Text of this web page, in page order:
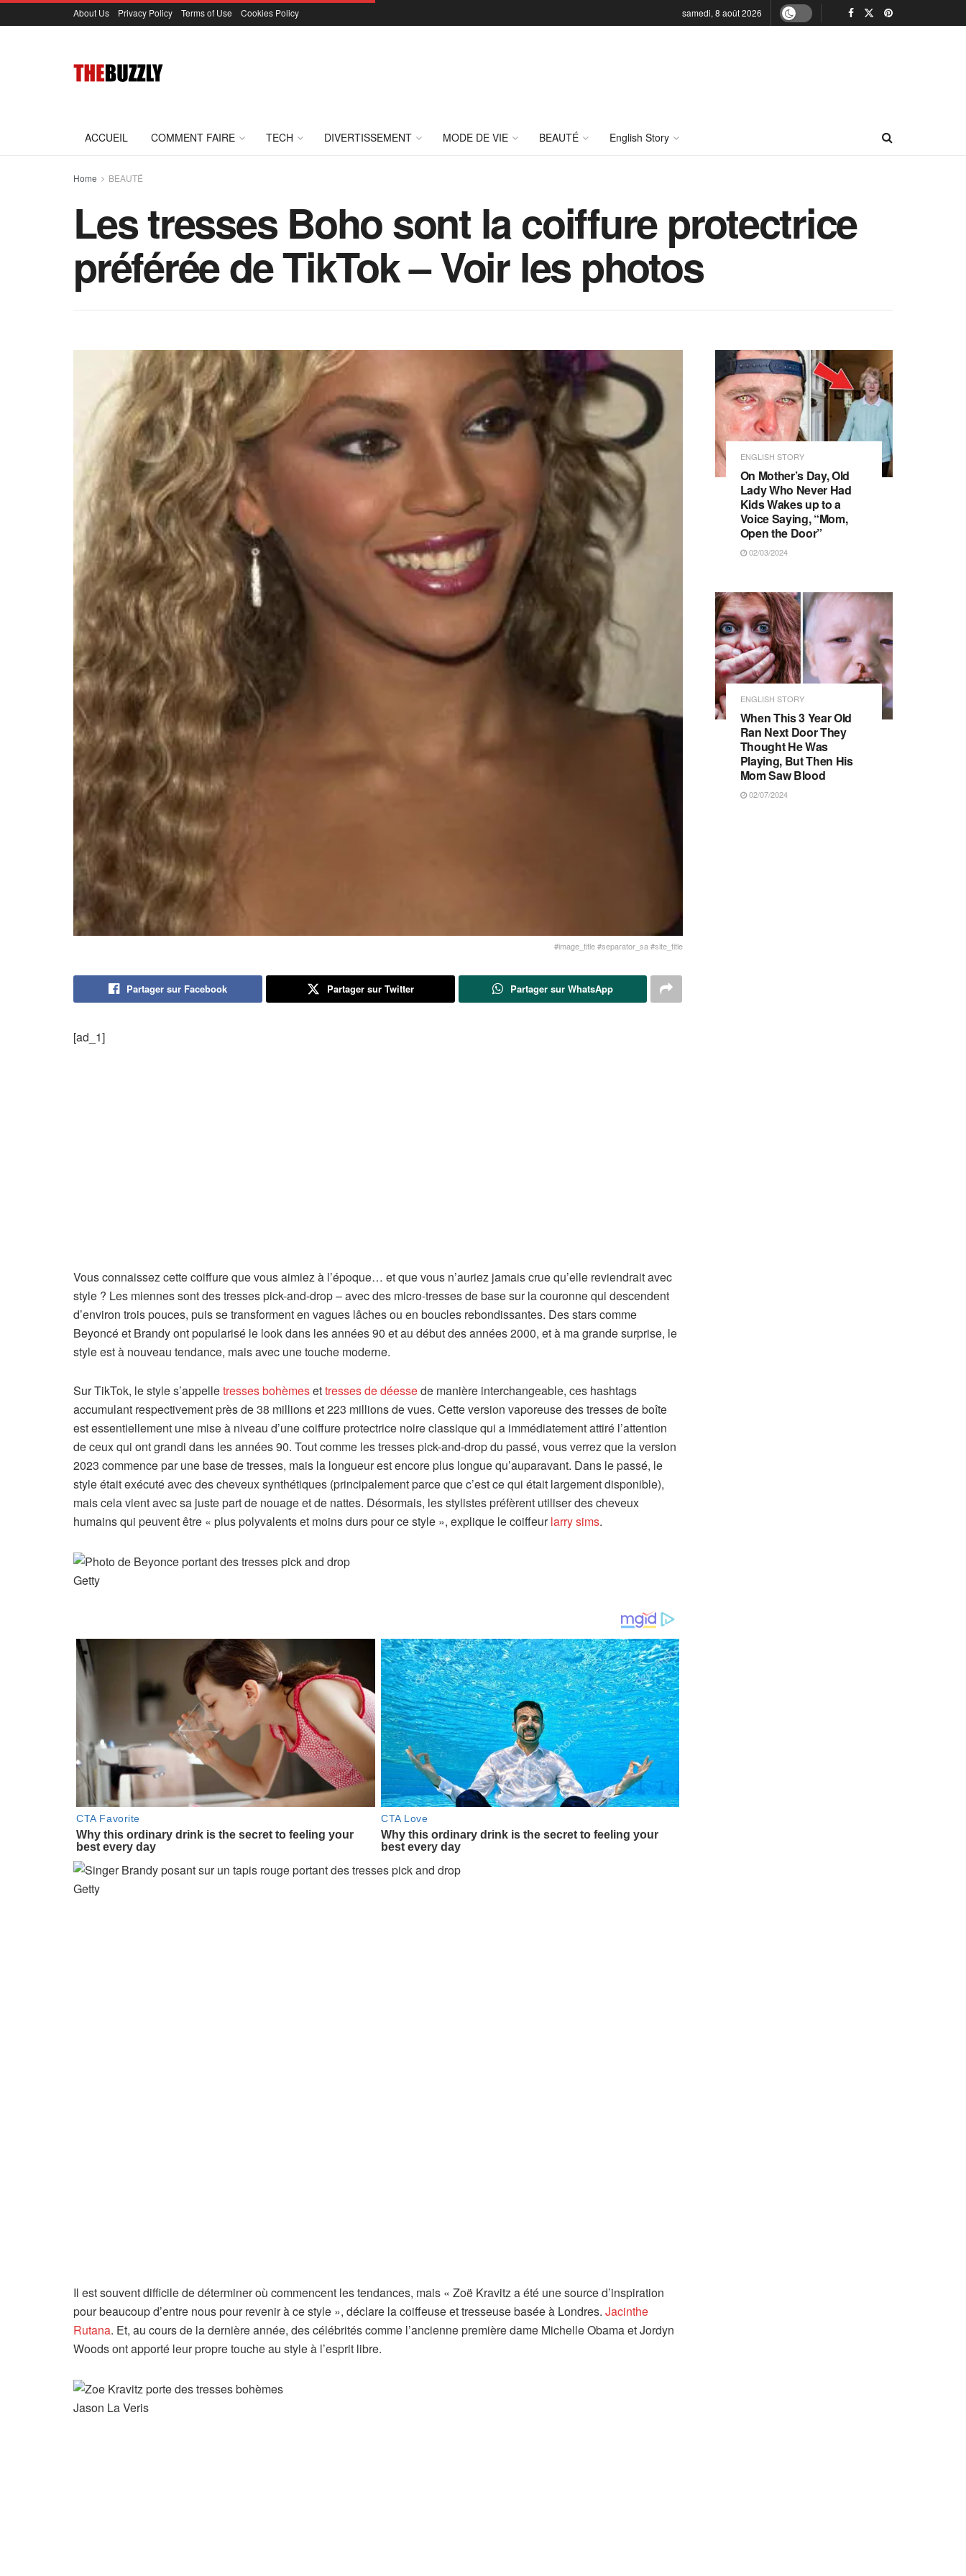
About Us Privacy Policy Terms of Use Cookies Policy samedi, 8 août 2026
ACCUEIL COMMENT FAIRE TECH DIVERTISSEMENT MODE DE VIE BEAUTÉ English Story
Home BEAUTÉ
Les tresses Boho sont la coiffure protectrice
préférée de TikTok – Voir les photos
#image_title #separator_sa #site_title
Partager sur Facebook Partager sur Twitter Partager sur WhatsApp
[ad_1]
Vous connaissez cette coiffure que vous aimiez à l’époque… et que vous n’auriez jamais crue qu’elle reviendrait avec
style ? Les miennes sont des tresses pick-and-drop – avec des micro-tresses de base sur la couronne qui descendent
d’environ trois pouces, puis se transforment en vagues lâches ou en boucles rebondissantes. Des stars comme
Beyoncé et Brandy ont popularisé le look dans les années 90 et au début des années 2000, et à ma grande surprise, le
style est à nouveau tendance, mais avec une touche moderne.
Sur TikTok, le style s’appelletresses bohèmesettresses de déessede manière interchangeable, ces hashtags
accumulant respectivement près de 38 millions et 223 millions de vues. Cette version vaporeuse des tresses de boîte
est essentiellement une mise à niveau d’une coiffure protectrice noire classique qui a immédiatement attiré l’attention
de ceux qui ont grandi dans les années 90. Tout comme les tresses pick-and-drop du passé, vous verrez que la version
2023 commence par une base de tresses, mais la longueur est encore plus longue qu’auparavant. Dans le passé, le
style était exécuté avec des cheveux synthétiques (principalement parce que c’est ce qui était largement disponible),
mais cela vient avec sa juste part de nouage et de nattes. Désormais, les stylistes préfèrent utiliser des cheveux
humains qui peuvent être « plus polyvalents et moins durs pour ce style », explique le coiffeurlarry sims.
Getty
Getty
Il est souvent difficile de déterminer où commencent les tendances, mais « Zoë Kravitz a été une source d’inspiration
pour beaucoup d’entre nous pour revenir à ce style », déclare la coiffeuse et tresseuse basée à Londres. Jacinthe
Rutana. Et, au cours de la dernière année, des célébrités comme l’ancienne première dame Michelle Obama et Jordyn
Woods ont apporté leur propre touche au style à l’esprit libre.
Jason La Veris
ENGLISH STORY
On Mother’s Day, Old
Lady Who Never Had
Kids Wakes up to a
Voice Saying, “Mom,
Open the Door”
02/03/2024
ENGLISH STORY
When This 3 Year Old
Ran Next Door They
Thought He Was
Playing, But Then His
Mom Saw Blood
02/07/2024